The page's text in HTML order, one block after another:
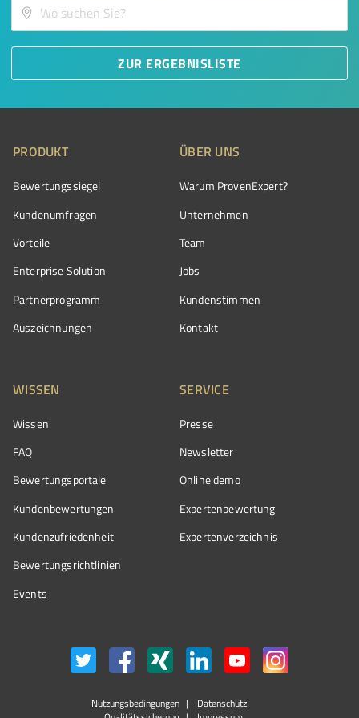
ZUR ERGEBNISLISTE
PRODUKT
Bewertungssiegel
Kundenumfragen
Vorteile
Enterprise Solution
Partnerprogramm
Auszeichnungen
ÜBER UNS
Warum ProvenExpert?
Unternehmen
Team
Jobs
Kundenstimmen
Kontakt
WISSEN
Wissen
FAQ
Bewertungsportale
Kundenbewertungen
Kundenzufriedenheit
Bewertungs­richtlinien
Events
SERVICE
Presse
Newsletter
Online demo
Expertenbewertung
Expertenverzeichnis
Nutzungsbedingungen
Datenschutz